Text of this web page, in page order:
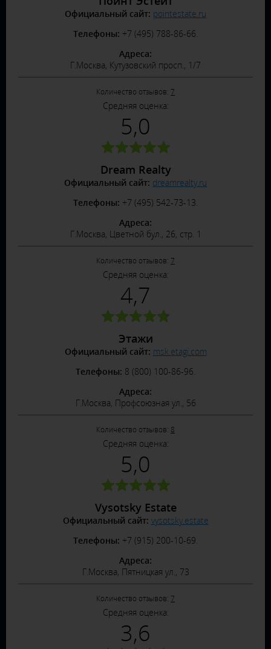
Официальный сайт: pointestate.ru
Телефоны: +7 (495) 788-86-66.
Адреса:
Г.Москва, Кутузовский просп., 1/7
Количество отзывов: 7
Средняя оценка:
5,0
Dream Realty
Официальный сайт: dreamrealty.ru
Телефоны: +7 (495) 542-73-13.
Адреса:
Г.Москва, Цветной бул., 26, стр. 1
Количество отзывов: 7
Средняя оценка:
4,7
Этажи
Официальный сайт: msk.etagi.com
Телефоны: 8 (800) 100-86-96.
Адреса:
Г.Москва, Профсоюзная ул., 56
Количество отзывов: 8
Средняя оценка:
5,0
Vysotsky Estate
Официальный сайт: vysotsky.estate
Телефоны: +7 (915) 200-10-69.
Адреса:
Г.Москва, Пятницкая ул., 73
Количество отзывов: 7
Средняя оценка:
3,6